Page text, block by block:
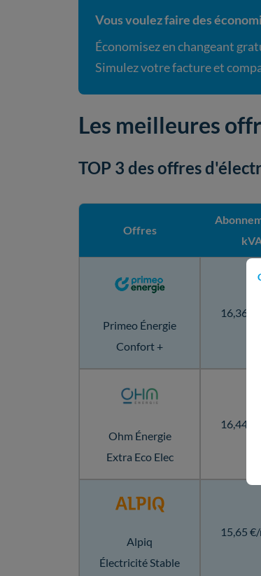
Vous voulez faire des
Économisez en changeant
Simulez votre facture et
Les meilleures
TOP 3 des offres
Offres
Primeo Énergie
Confort +
16,36 €/
Ohm Énergie
Extra Eco Elec
16,44 €/
Alpiq
Électricité Stable
15,65